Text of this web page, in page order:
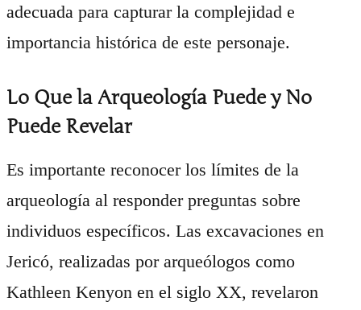
adecuada para capturar la complejidad e
importancia histórica de este personaje.
Lo Que la Arqueología Puede y No
Puede Revelar
Es importante reconocer los límites de la
arqueología al responder preguntas sobre
individuos específicos. Las excavaciones en
Jericó, realizadas por arqueólogos como
Kathleen Kenyon en el siglo XX, revelaron